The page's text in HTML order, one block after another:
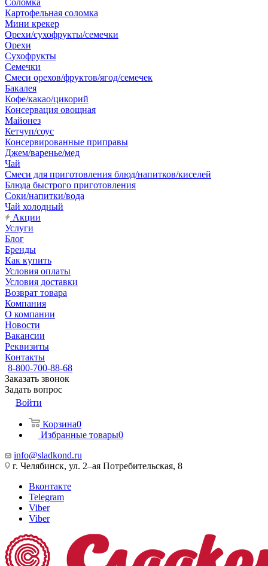
Соломка
Картофельная соломка
Мини крекер
Орехи/сухофрукты/семечки
Орехи
Сухофрукты
Семечки
Смеси орехов/фруктов/ягод/семечек
Бакалея
Кофе/какао/цикорий
Консервация овощная
Майонез
Кетчуп/соус
Консервированные приправы
Джем/варенье/мед
Чай
Смеси для приготовления блюд/напитков/киселей
Блюда быстрого приготовления
Соки/напитки/вода
Чай холодный
Акции
Услуги
Блог
Бренды
Как купить
Условия оплаты
Условия доставки
Возврат товара
Компания
О компании
Новости
Вакансии
Реквизиты
Контакты
8-800-700-88-68
Заказать звонок
Задать вопрос
Войти
Корзина0
Избранные товары0
info@sladkond.ru
г. Челябинск, ул. 2–ая Потребительская, 8
Вконтакте
Telegram
Viber
Viber